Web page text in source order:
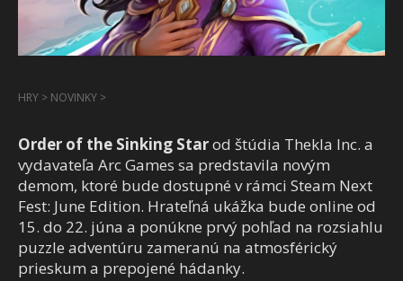
HRY > NOVINKY >
Order of the Sinking Starod štúdia Thekla Inc. a
vydavateľa Arc Games sa predstavila novým
demom, ktoré bude dostupné v rámci Steam Next
Fest: June Edition. Hrateľná ukážka bude online od
15. do 22. júna a ponúkne prvý pohľad na rozsiahlu
puzzle adventúru zameranú na atmosférický
prieskum a prepojené hádanky.